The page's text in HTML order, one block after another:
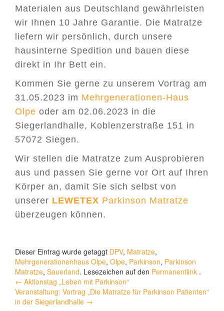
Materialen aus Deutschland gewährleisten
wir Ihnen 10 Jahre Garantie. Die Matratze
liefern wir persönlich, durch unsere
hausinterne Spedition und bauen diese
direkt in Ihr Bett ein.
Kommen Sie gerne zu unserem Vortrag am
31.05.2023 im Mehrgenerationen-Haus
Olpe oder am 02.06.2023 in die
Siegerlandhalle, Koblenzerstraße 151 in
57072 Siegen.
Wir stellen die Matratze zum Ausprobieren
aus und passen Sie gerne vor Ort auf Ihren
Körper an, damit Sie sich selbst von
unserer LEWETEX Parkinson Matratze
überzeugen können.
Dieser Eintrag wurde getaggt DPV, Matratze,
Mehrgenerationenhaus Olpe, Olpe, Parkinson, Parkinson
Matratze, Sauerland. Lesezeichen auf den Permanentlink .
Beitragsnavigation
← Aktionstag „Leben mit Parkinson“
Veranstaltung: Vortrag „Die Matratze für Parkinson Patienten“
in der Siegerlandhalle →